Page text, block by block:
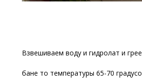
Взвешиваем воду и гидролат и
бане то температуры 65-70